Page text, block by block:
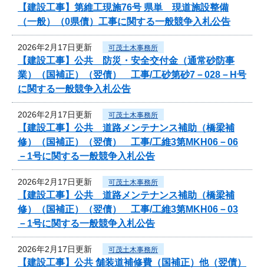
【建設工事】第維工現施76号 県単 現道施設整備
（一般）（0県債）工事に関する一般競争入札公告
2026年2月17日更新 可茂土木事務所
【建設工事】公共 防災・安全交付金（通常砂防事
業）（国補正）（翌債） 工事/工砂第砂7－028－H号
に関する一般競争入札公告
2026年2月17日更新 可茂土木事務所
【建設工事】公共 道路メンテナンス補助（橋梁補
修）（国補正）（翌債） 工事/工維3第MKH06－06
－1号に関する一般競争入札公告
2026年2月17日更新 可茂土木事務所
【建設工事】公共 道路メンテナンス補助（橋梁補
修）（国補正）（翌債） 工事/工維3第MKH06－03
－1号に関する一般競争入札公告
2026年2月17日更新 可茂土木事務所
【建設工事】公共 舗装道補修費（国補正）他（翌債）